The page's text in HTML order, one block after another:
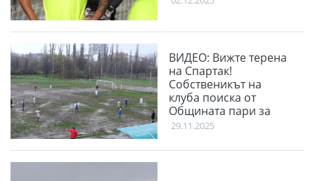
ВИДЕО: Вижте терена
на Спартак!
Собственикът на
клуба поиска от
Общината пари за
терена
29.11.2025